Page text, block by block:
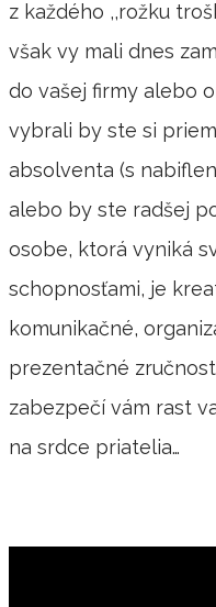
z každého ,,rožku
však vy mali dnes
do vašej firmy alebo
vybrali by ste si
absolventa (s
alebo by ste radšej
osobe, ktorá vyniká
schopnosťami, je
komunikačné,
prezentačné
zabezpečí vám rast
na srdce priatelia…